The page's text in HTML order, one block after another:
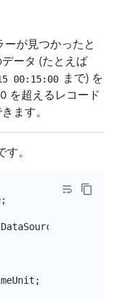
が見つかったと
ータ (たとえば
00:15:00 まで) を
を超えるレコード
ます。
。